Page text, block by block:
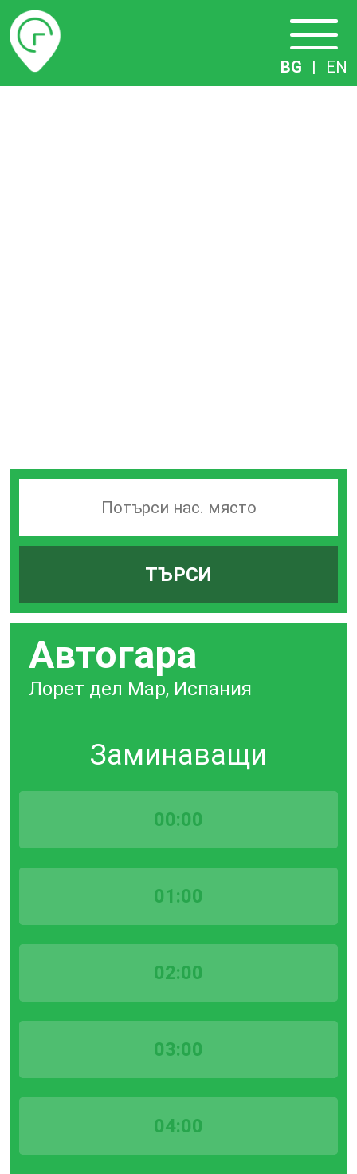
Разписание
BG | EN
на
ТЪРСИ
Автогара
Лорет дел Мар, Испания
Заминаващи
00:00
01:00
02:00
03:00
04:00